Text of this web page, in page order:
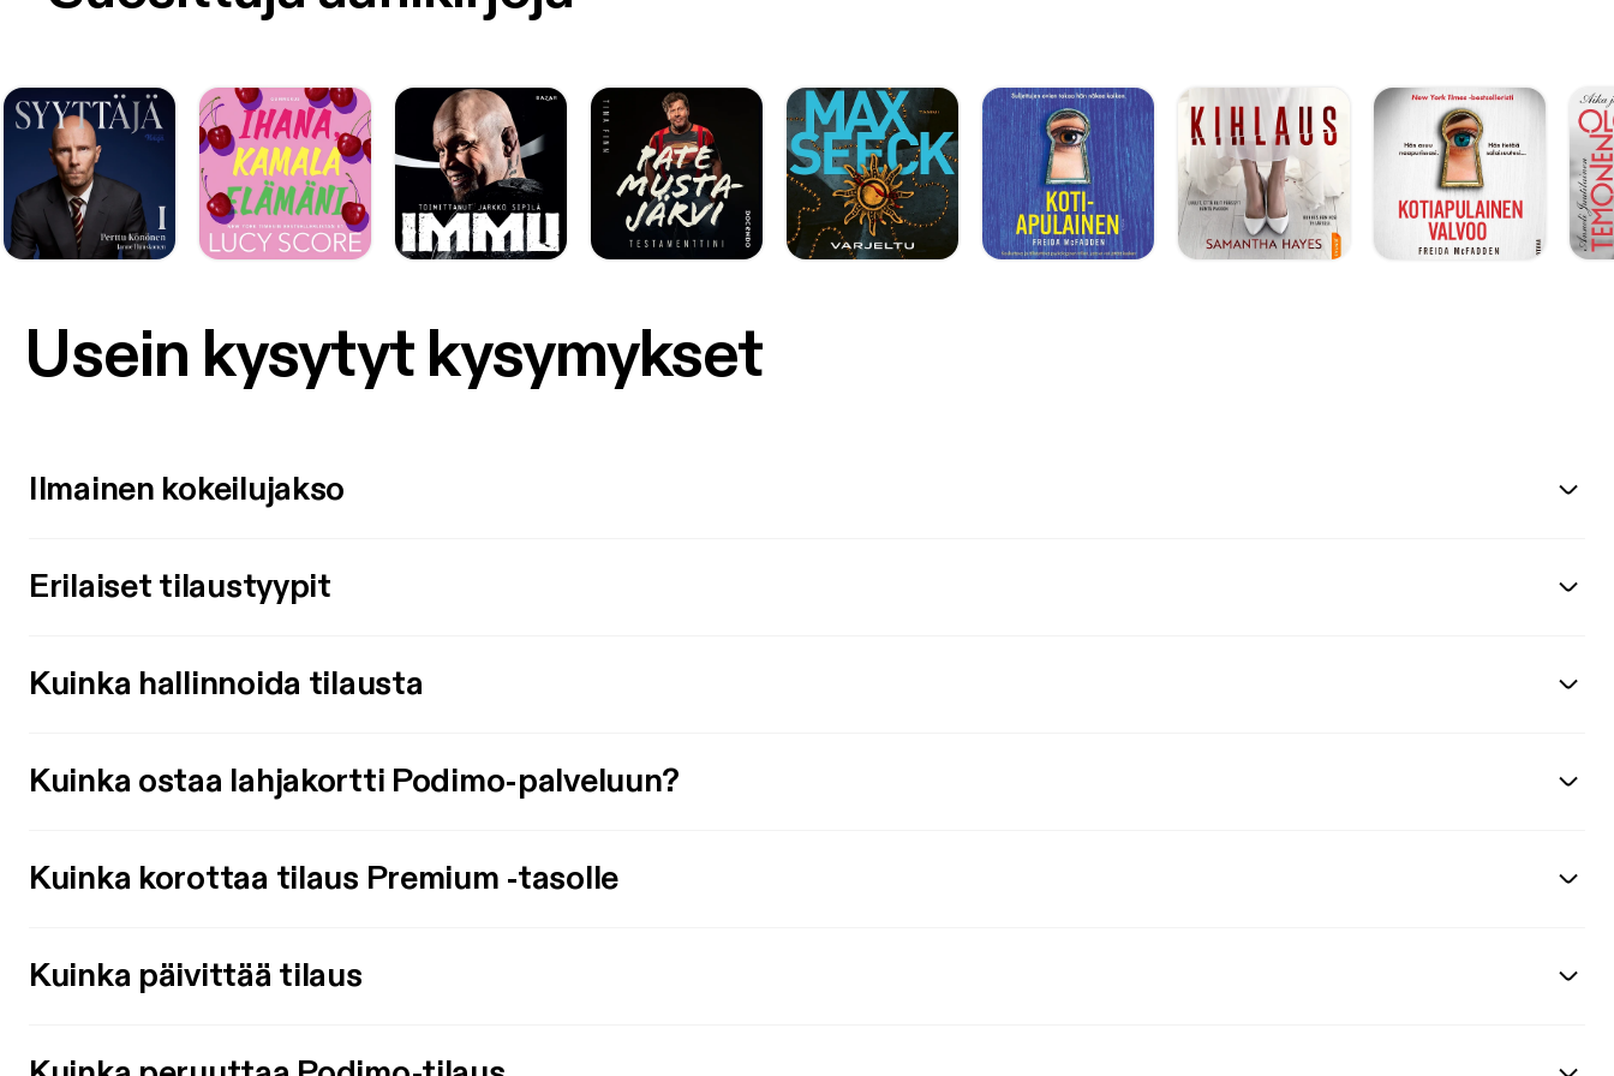
Usein kysytyt kysymykset
Ilmainen kokeilujakso
Erilaiset tilaustyypit
Kuinka hallinnoida tilausta
Kuinka ostaa lahjakortti Podimo-palveluun?
Kuinka korottaa tilaus Premium -tasolle
Kuinka päivittää tilaus